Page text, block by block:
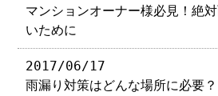
マンションオーナー様必見！絶
いために
2017/06/17
雨漏り対策はどんな場所に必要？